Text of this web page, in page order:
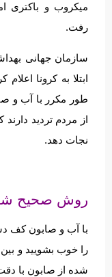
میکروب و باکتری
رفت.
سازمان جهانی
ابتلا به کرونا
طور مکرر با آب و
از مردم تردید
نجات دهد.
روش صحیح
با آب و صابون کف
را خوب بشویید و بین
شده از صابون با